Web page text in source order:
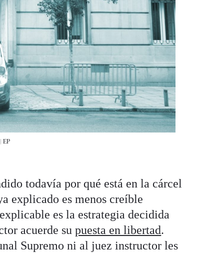
EP
todavía por qué está en la cárcel
explicado es menos creíble
es la estrategia decidida
acuerde supuesta en libertad.
Supremo ni al juez instructor les